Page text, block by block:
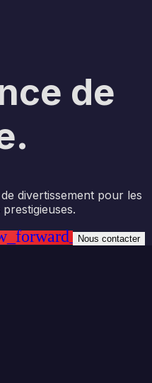
de
divertissement pour les
Nous contacter